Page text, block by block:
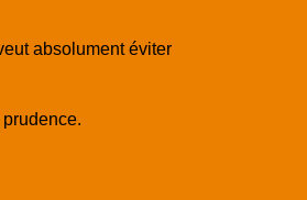
absolument éviter